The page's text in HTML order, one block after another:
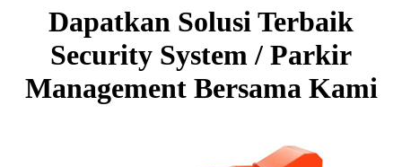
Dapatkan Solusi Terbaik
Security System / Parkir
Management Bersama Kami